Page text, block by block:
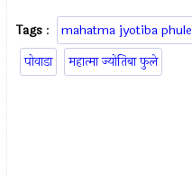
Tags : mahatma jyotiba phule
पोवाडा
महात्मा ज्योतिबा फुले